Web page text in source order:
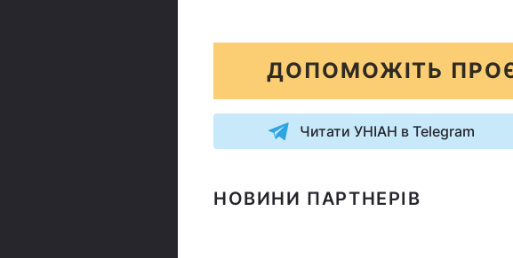
ДОПОМОЖІТЬ
Читати УНІАН в Telegram
НОВИНИ ПАРТНЕРІВ